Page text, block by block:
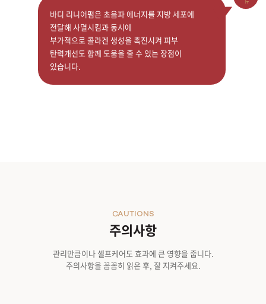
바디 리니어펌은 초음파 에너지를 지방 세포에
전달해 사멸시킴과 동시에
부가적으로 콜라겐 생성을 촉진시켜 피부
탄력개선도 함께 도움을 줄 수 있는 장점이
있습니다.
주의사항
CAUTIONS
관리만큼이나 셀프케어도 효과에 큰 영향을 줍니다.
주의사항을 꼼꼼히 읽은 후, 잘 지켜주세요.